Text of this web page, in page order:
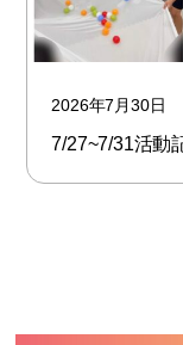
2026年7月30日
7/27~7/31活